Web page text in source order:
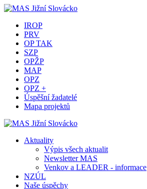
IROP
PRV
OP TAK
SZP
OPŽP
MAP
OPZ
OPZ +
Úspěšní žadatelé
Mapa projektů
Aktuality
Výpis všech aktualit
Newsletter MAS
Venkov a LEADER - informace
NZÚL
Naše úspěchy